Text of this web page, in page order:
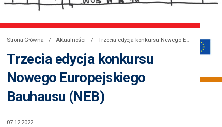
Strona Główna Aktualności Trzecia edycja konkursu Nowego Europejskiego Bauhausu (NEB)
Trzecia edycja konkursu
Nowego Europejskiego
Bauhausu (NEB)
07.12.2022